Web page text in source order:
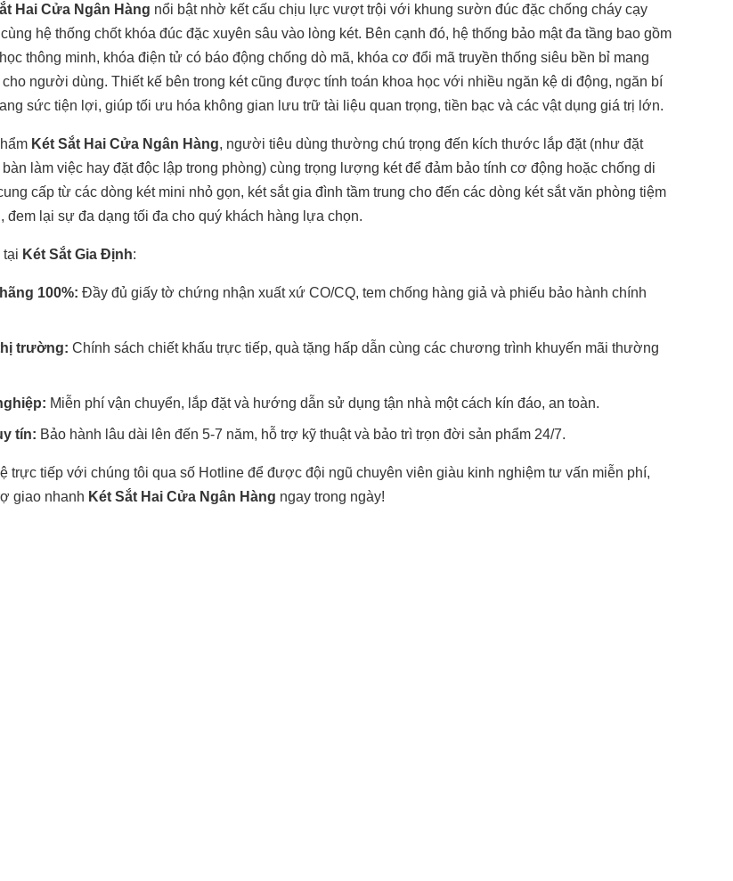
Hai Cửa Ngân Hàng nổi bật nhờ kết cấu chịu lực vượt trội với khung sườn đúc đặc chống cháy cạy
hệ thống chốt khóa đúc đặc xuyên sâu vào lòng két. Bên cạnh đó, hệ thống bảo mật đa tầng bao gồm
thông minh, khóa điện tử có báo động chống dò mã, khóa cơ đổi mã truyền thống siêu bền bỉ mang
người dùng. Thiết kế bên trong két cũng được tính toán khoa học với nhiều ngăn kệ di động, ngăn bí
sức tiện lợi, giúp tối ưu hóa không gian lưu trữ tài liệu quan trọng, tiền bạc và các vật dụng giá trị lớn.
Két Sắt Hai Cửa Ngân Hàng, người tiêu dùng thường chú trọng đến kích thước lắp đặt (như đặt
làm việc hay đặt độc lập trong phòng) cùng trọng lượng két để đảm bảo tính cơ động hoặc chống di
cấp từ các dòng két mini nhỏ gọn, két sắt gia đình tầm trung cho đến các dòng két sắt văn phòng tiệm
đem lại sự đa dạng tối đa cho quý khách hàng lựa chọn.
tại Két Sắt Gia Định:
100%: Đầy đủ giấy tờ chứng nhận xuất xứ CO/CQ, tem chống hàng giả và phiếu bảo hành chính
trường: Chính sách chiết khấu trực tiếp, quà tặng hấp dẫn cùng các chương trình khuyến mãi thường
Miễn phí vận chuyển, lắp đặt và hướng dẫn sử dụng tận nhà một cách kín đáo, an toàn.
tín: Bảo hành lâu dài lên đến 5-7 năm, hỗ trợ kỹ thuật và bảo trì trọn đời sản phẩm 24/7.
trực tiếp với chúng tôi qua số Hotline để được đội ngũ chuyên viên giàu kinh nghiệm tư vấn miễn phí,
giao nhanh Két Sắt Hai Cửa Ngân Hàng ngay trong ngày!